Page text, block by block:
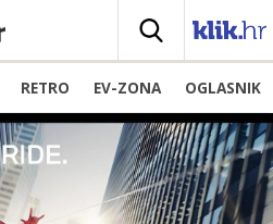
RETRO EV-ZONA OGLASNIK